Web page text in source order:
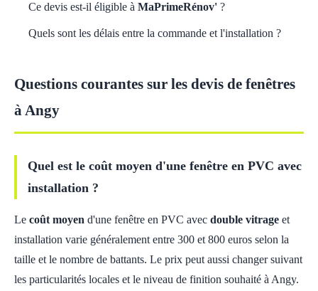
Ce devis est-il éligible à MaPrimeRénov' ?
Quels sont les délais entre la commande et l'installation ?
Questions courantes sur les devis de fenêtres
à Angy
Quel est le coût moyen d'une fenêtre en PVC avec
installation ?
Le coût moyen d'une fenêtre en PVC avec double vitrage et
installation varie généralement entre 300 et 800 euros selon la
taille et le nombre de battants. Le prix peut aussi changer suivant
les particularités locales et le niveau de finition souhaité à Angy.